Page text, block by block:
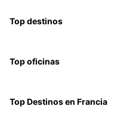
Top destinos
Top oficinas
Top Destinos en Francia